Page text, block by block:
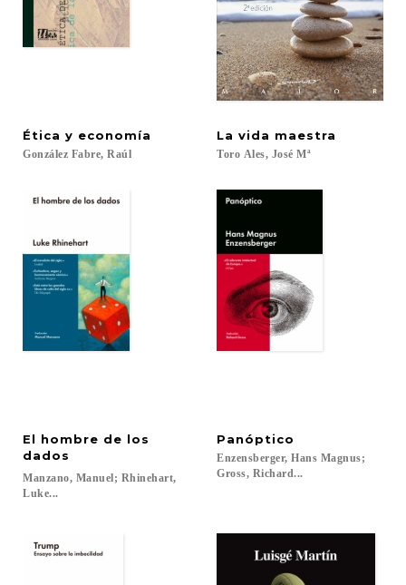
Ética y economía
González Fabre, Raúl
La vida maestra
Toro Ales, José Mª
El hombre de los
dados
Manzano, Manuel; Rhinehart,
Luke...
Panóptico
Enzensberger, Hans Magnus;
Gross, Richard...